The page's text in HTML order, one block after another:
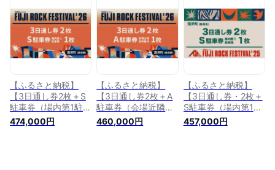
Festival
枚限り）FRF Fuji
Rock Festival
湯沢駅発シャトルバ
スに利用可 FRF FUJI
ROCK FESTIVAL
【ふるさと納税】
【3日通し券2枚＋S
駐車券（場内第1駐車
場）】フジロックフ
ェスティバル'26
474,000円
【ふるさと納税】
【3日通し券2枚＋A
駐車券（会場近隣・
徒歩圏内）】フジロ
ックフェスティバ
460,000円
【ふるさと納税】
【3日通し券・2枚＋
S駐車券（場内第1駐
車場）】フジロック
フェスティバル'25
457,000円